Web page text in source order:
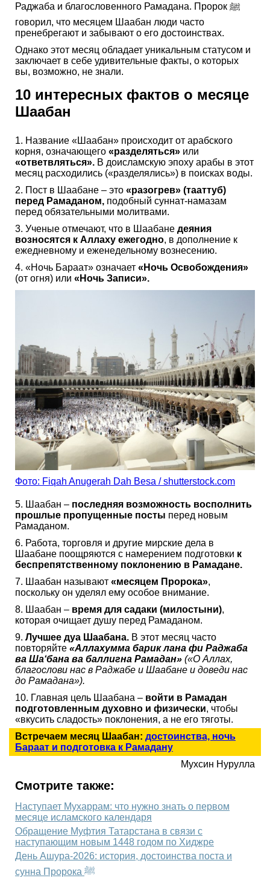
Раджаба и благословенного Рамадана. Пророк ﷺ
говорил, что месяцем Шаабан люди часто
пренебрегают и забывают о его достоинствах.
Однако этот месяц обладает уникальным статусом и
заключает в себе удивительные факты, о которых
вы, возможно, не знали.
10 интересных фактов о месяце
Шаабан
1. Название «Шаабан» происходит от арабского
корня, означающего «разделяться» или
«ответвляться». В доисламскую эпоху арабы в этот
месяц расходились («разделялись») в поисках воды.
2. Пост в Шаабане – это «разогрев» (тааттуб)
перед Рамаданом, подобный суннат-намазам
перед обязательными молитвами.
3. Ученые отмечают, что в Шаабане деяния
возносятся к Аллаху ежегодно, в дополнение к
ежедневному и еженедельному вознесению.
4. «Ночь Бараат» означает «Ночь Освобождения»
(от огня) или «Ночь Записи».
Фото: Fiqah Anugerah Dah Besa / shutterstock.com
5. Шаабан – последняя возможность восполнить
прошлые пропущенные посты перед новым
Рамаданом.
6. Работа, торговля и другие мирские дела в
Шаабане поощряются с намерением подготовки к
беспрепятственному поклонению в Рамадане.
7. Шаабан называют «месяцем Пророка»,
поскольку он уделял ему особое внимание.
8. Шаабан – время для садаки (милостыни),
которая очищает душу перед Рамаданом.
9. Лучшее дуа Шаабана. В этот месяц часто
повторяйте «Аллахумма барик лана фи Раджаба
ва Ша‘бана ва баллигна Рамадан» («О Аллах,
благослови нас в Раджабе и Шаабане и доведи нас
до Рамадана»).
10. Главная цель Шаабана – войти в Рамадан
подготовленным духовно и физически, чтобы
«вкусить сладость» поклонения, а не его тяготы.
Встречаем месяц Шаабан: достоинства, ночь
Бараат и подготовка к Рамадану
Мухсин Нурулла
Смотрите также:
Наступает Мухаррам: что нужно знать о первом
месяце исламского календаря
Обращение Муфтия Татарстана в связи с
наступающим новым 1448 годом по Хиджре
День Ашура-2026: история, достоинства поста и
сунна Пророка ﷺ